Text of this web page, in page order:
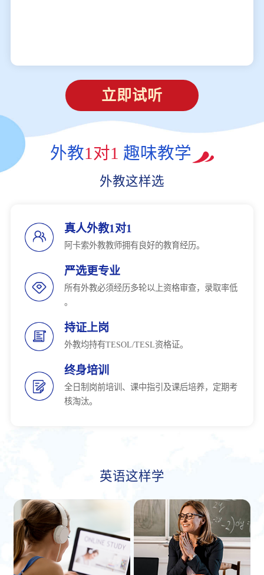
立即试听
外教1对1 趣味教学
外教这样选
真人外教1对1
阿卡索外教教师拥有良好的教育经历。
严选更专业
所有外教必须经历多轮以上资格审查，录取率低
。
持证上岗
外教均持有TESOL/TESL资格证。
终身培训
全日制岗前培训、课中指引及课后培养，定期考
核淘汰。
英语这样学